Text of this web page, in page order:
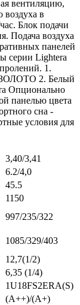
вентиляцию,
воздуха в
Блок подачи
Подача воздуха
панелей
серии Lightera
1.
ЗОЛОТО 2. Белый
Опционально
панелью цвета
сна -
условия для
3,40/3,41
6.2/4,0
45.5
1150
997/235/322
1085/329/403
12,7(1/2)
6,35 (1/4)
1U18FS2ERA(S)
(A++)/(A+)